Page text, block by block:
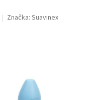
Značka: Suavinex